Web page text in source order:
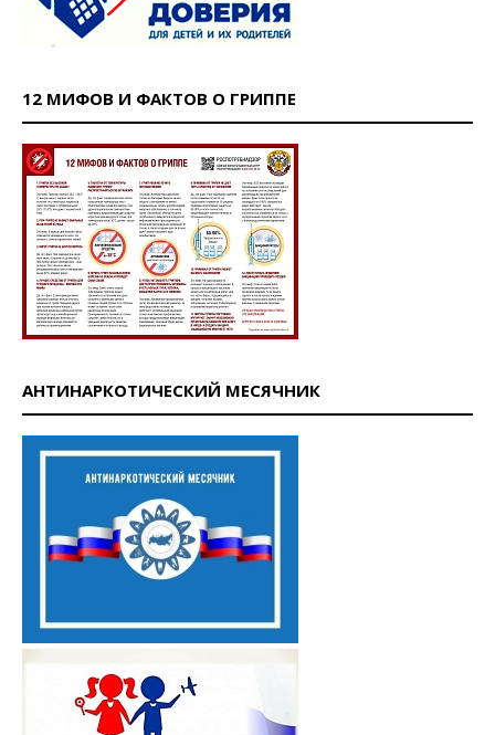
12 МИФОВ И ФАКТОВ О ГРИППЕ
АНТИНАРКОТИЧЕСКИЙ МЕСЯЧНИК